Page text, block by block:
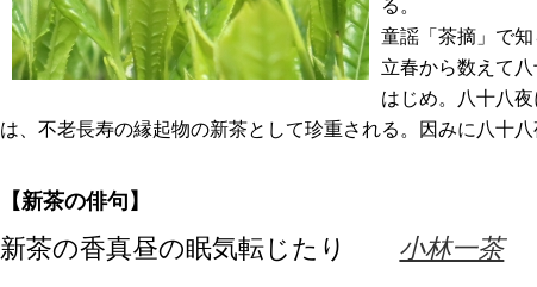
童謡「茶摘」で
立春から数えて
はじめ。八十八
は、不老長寿の縁起物の新茶として珍重される。因みに八十八
【新茶の俳句】
新茶の香真昼の眠気転じたり 小林一茶